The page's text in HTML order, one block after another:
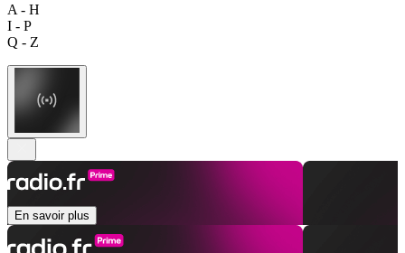
A - H
I - P
Q - Z
En savoir plus